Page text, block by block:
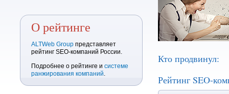
О рейтинге
ALTWeb Group представляет
рейтинг SEO-компаний России.
Подробнее о рейтинге и системе
ранжирования компаний.
Кто продвинул:
Рейтинг SEO-